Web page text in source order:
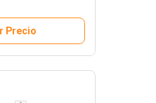
Precio